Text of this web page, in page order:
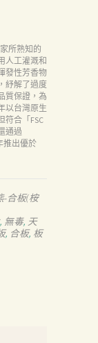
所熟知的
人工灌溉和
發性芳香物
紓解了過度
質保證，為
以台灣原生
符合「FSC
通過
推出優於
-合板(桉
, 無毒, 天
, 合板, 板